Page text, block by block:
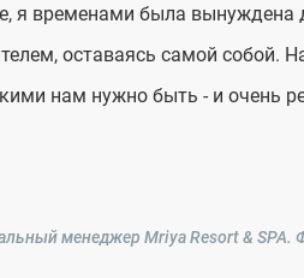
я временами была вынуждена
оставаясь самой
нам нужно быть - и очень
менеджер Mriya Resort & SPA.